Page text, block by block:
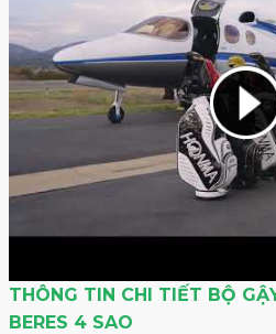
THÔNG TIN CHI TIẾT BỘ
BERES 4 SAO